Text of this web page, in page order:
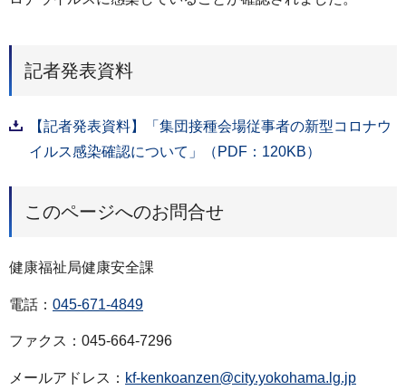
記者発表資料
【記者発表資料】「集団接種会場従事者の新型コロナウ
イルス感染確認について」（PDF：120KB）
このページへのお問合せ
健康福祉局健康安全課
電話： 045-671-4849
ファクス：045-664-7296
メールアドレス： kf-kenkoanzen@city.yokohama.lg.jp